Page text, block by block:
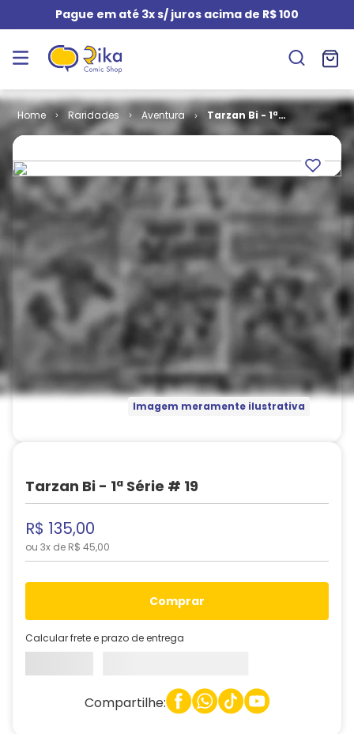
Pague em até 3x s/ juros acima de R$ 100
Raridades Aventura
Tarzan Bi - 1ª
Série # 19
Imagem meramente ilustrativa
Tarzan Bi - 1ª Série # 19
R$ 135,00
ou 3x de R$ 45,00
comprar
Calcular frete e prazo de entrega
Compartilhe: